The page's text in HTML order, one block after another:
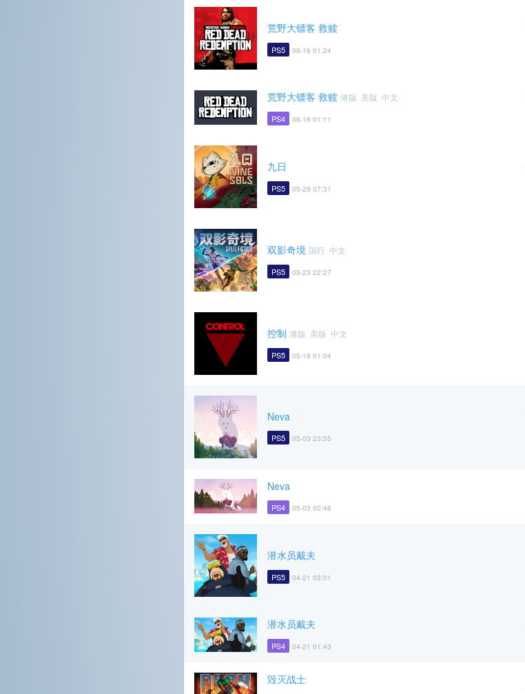
荒野大镖客 救赎
PS5 06-16 01:24
荒野大镖客 救赎 港版 美版 中文
PS4 06-16 01:11
九日
PS5 05-29 07:31
双影奇境 国行 中文
PS5 05-23 22:27
控制 港版 美版 中文
PS5 05-18 01:04
Neva
PS5 05-03 23:55
Neva
PS4 05-03 00:46
潜水员戴夫
PS5 04-21 03:01
潜水员戴夫
PS4 04-21 01:43
毁灭战士